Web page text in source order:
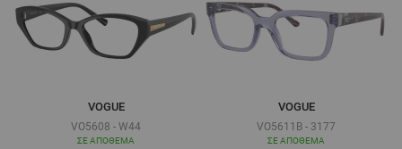
VOGUE
VO5608 - W44
ΣΕ ΑΠΌΘΕΜΑ
VOGUE
VO5611B - 3177
ΣΕ ΑΠΌΘΕΜΑ